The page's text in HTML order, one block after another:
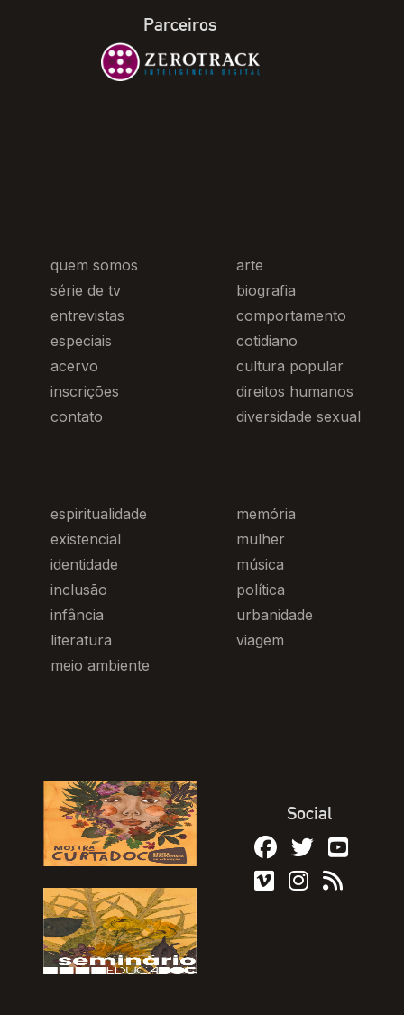
Parceiros
quem somos
série de tv
entrevistas
especiais
acervo
inscrições
contato
arte
biografia
comportamento
cotidiano
cultura popular
direitos humanos
diversidade sexual
espiritualidade
existencial
identidade
inclusão
infância
literatura
meio ambiente
memória
mulher
música
política
urbanidade
viagem
Social